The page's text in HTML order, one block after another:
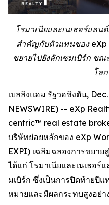
โรมาเนียและเนเธอร์แล
สำคัญกับตัวแทนของ eXp
ขยายไปยังลักเซมเบิร์ก ข
โล
เบลลิงแฮม รัฐวอชิงตัน,
NEWSWIRE) -- eXp
centric™ real estate
บริษัทย่อยหลักของ eXp
EXPI) เฉลิมฉลองการขยา
ได้แก่ โรมาเนียและเนเธอร์
มเบิร์ก ซึ่งเป็นการปิดท้ายปีแ
หมายและมีผลกระทบสูงอย่า